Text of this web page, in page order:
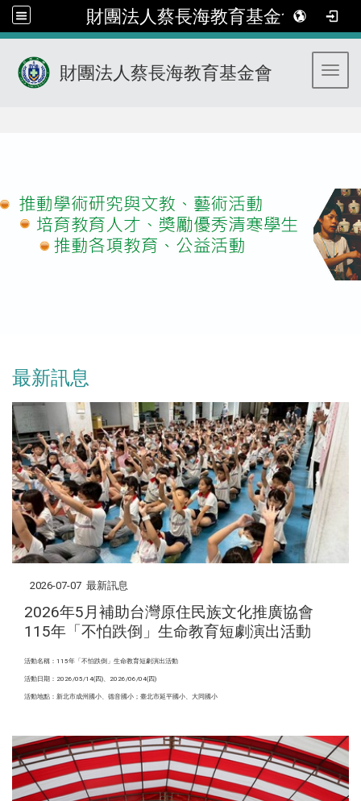
財團法人蔡長海教育基金會
財團法人蔡長海教育基金會
最新訊息
2026-07-07 最新訊息
2026年5月補助台灣原住民族文化推廣協會
115年「不怕跌倒」生命教育短劇演出活動
活動名稱：115年「不怕跌倒」生命教育短劇演出活動
活動日期：2026/05/14(四)、2026/06/04(四)
活動地點：新北市成州國小、德音國小； 臺北市延平國小、大同國小